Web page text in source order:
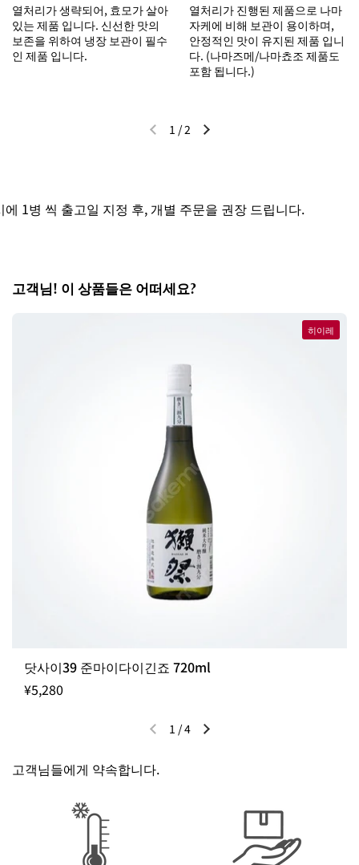
열처리가 생략되어, 효모가 살아
있는 제품 입니다. 신선한 맛의
보존을 위하여 냉장 보관이 필수
인 제품 입니다.
열처리가 진행된 제품으로 나마
자케에 비해 보관이 용이하며,
안정적인 맛이 유지된 제품 입니
다. (나마즈메/나마쵸조 제품도
포함 됩니다.)
이전 슬라이드다음 슬라이드
1 /2
병 씩 출고일 지정 후, 개별 주문을 권장 드립니다.
고객님! 이 상품들은 어떠세요?
닷사이39 준마이다이긴죠 720ml
¥5,280
히이레
이전 슬라이드다음 슬라이드
1 /4
고객님들에게 약속합니다.